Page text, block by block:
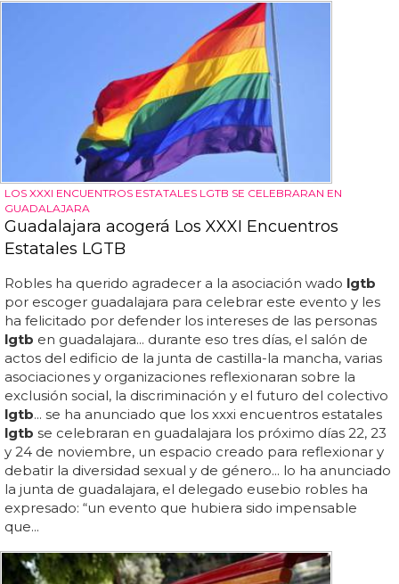
LOS XXXI ENCUENTROS ESTATALES LGTB SE CELEBRARAN EN
GUADALAJARA
Guadalajara acogerá Los XXXI Encuentros
Estatales LGTB
Robles ha querido agradecer a la asociación wado lgtb
por escoger guadalajara para celebrar este evento y les
ha felicitado por defender los intereses de las personas
lgtb en guadalajara... durante eso tres días, el salón de
actos del edificio de la junta de castilla-la mancha, varias
asociaciones y organizaciones reflexionaran sobre la
exclusión social, la discriminación y el futuro del colectivo
lgtb... se ha anunciado que los xxxi encuentros estatales
lgtb se celebraran en guadalajara los próximo días 22, 23
y 24 de noviembre, un espacio creado para reflexionar y
debatir la diversidad sexual y de género... lo ha anunciado
la junta de guadalajara, el delegado eusebio robles ha
expresado: “un evento que hubiera sido impensable
que...